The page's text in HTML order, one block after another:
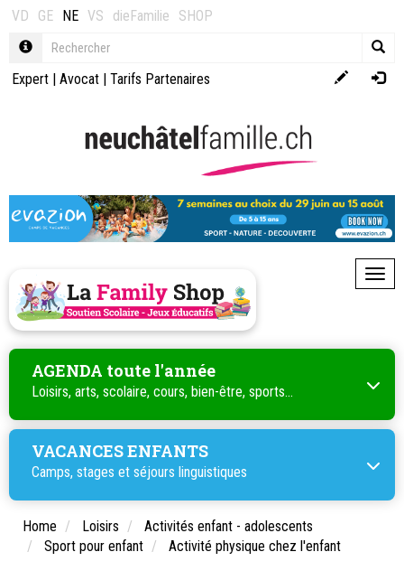
VD GE NE VS dieFamilie SHOP
Expert | Avocat | Tarifs Partenaires
AGENDA toute l'année
Loisirs, arts, scolaire, cours, bien-être, sports...
VACANCES ENFANTS
Camps, stages et séjours linguistiques
Home Loisirs
Activités enfant - adolescents
Sport pour enfant
Activité physique chez l'enfant